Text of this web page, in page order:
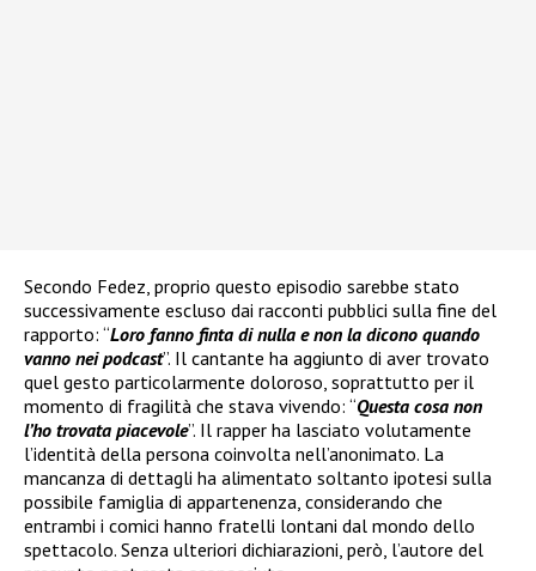
Secondo Fedez, proprio questo episodio sarebbe stato
successivamente escluso dai racconti pubblici sulla fine del
rapporto: “Loro fanno finta di nulla e non la dicono quando
vanno nei podcast”. Il cantante ha aggiunto di aver trovato
quel gesto particolarmente doloroso, soprattutto per il
momento di fragilità che stava vivendo: “Questa cosa non
l’ho trovata piacevole”. Il rapper ha lasciato volutamente
l’identità della persona coinvolta nell’anonimato. La
mancanza di dettagli ha alimentato soltanto ipotesi sulla
possibile famiglia di appartenenza, considerando che
entrambi i comici hanno fratelli lontani dal mondo dello
spettacolo. Senza ulteriori dichiarazioni, però, l’autore del